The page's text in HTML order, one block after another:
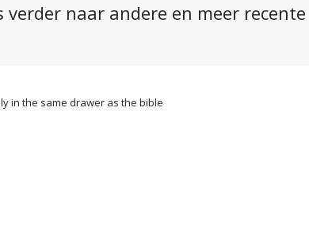
naar andere en meer recente
in the same drawer as the bible